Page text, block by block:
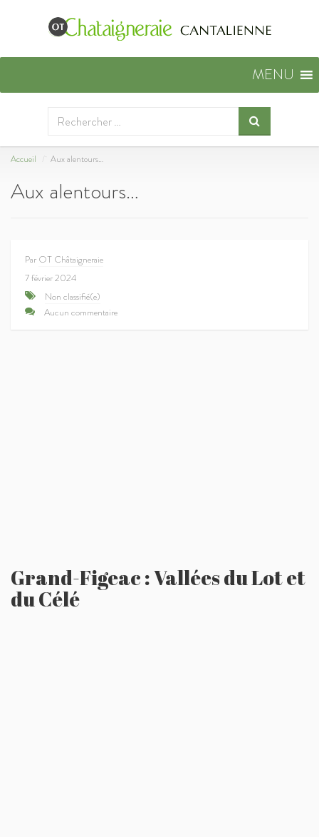
MENU
Accueil Aux alentours…
Aux alentours…
Par OT Châtaigneraie
7 février 2024
Non classifié(e)
Aucun commentaire
Grand-Figeac : Vallées du Lot et
du Célé